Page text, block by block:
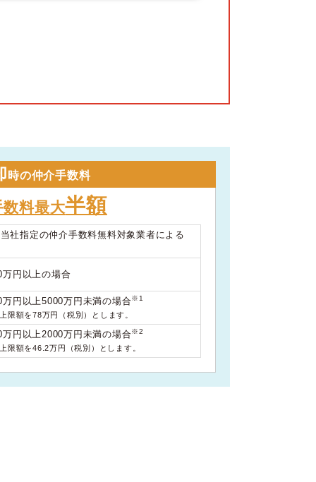
時の仲介手数料
数料最大半額
社指定の仲介手数料無料対象業者による
円以上の場合
円以上5000万円未満の場合※1
限額を78万円（税別）とします。
円以上2000万円未満の場合※2
限額を46.2万円（税別）とします。